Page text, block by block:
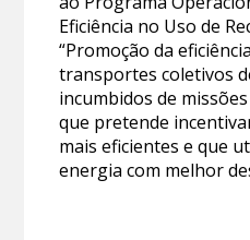
Eficiência no Uso de
“Promoção da
transportes coletivos
incumbidos de
que pretende
mais eficientes e que
energia com melhor